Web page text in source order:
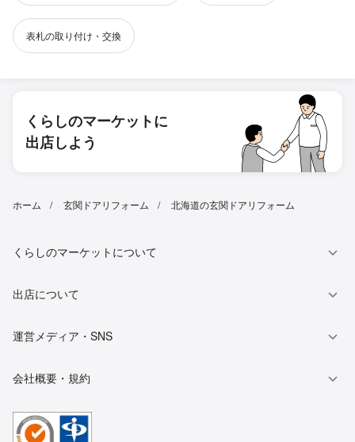
表札の取り付け・交換
くらしのマーケットに
出店しよう
ホーム 玄関ドアリフォーム 北海道の玄関ドアリフォーム
くらしのマーケットについて
出店について
運営メディア・SNS
会社概要・規約